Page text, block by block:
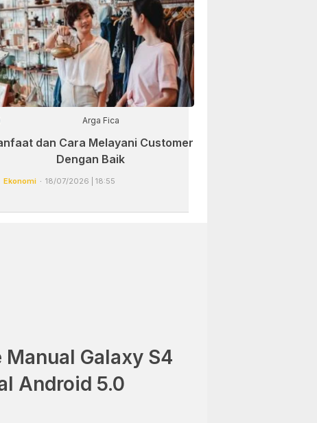
Arga Fica
dan Cara Melayani Customer
Dengan Baik
Ekonomi 18/07/2026 | 18:55
Manual Galaxy S4
Android 5.0